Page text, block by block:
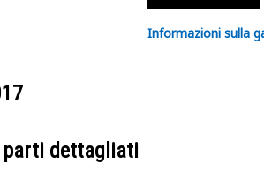
Informazioni sulla
dettagliati